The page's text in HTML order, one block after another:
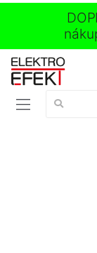
Vyhledávání: